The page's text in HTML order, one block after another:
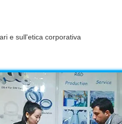
e sull'etica corporativa